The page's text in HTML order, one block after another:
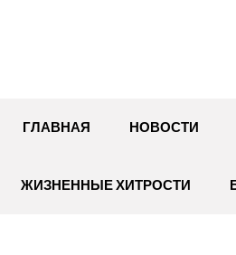
ГЛАВНАЯ НОВОСТИ
ЖИЗНЕННЫЕ ХИТРОСТИ